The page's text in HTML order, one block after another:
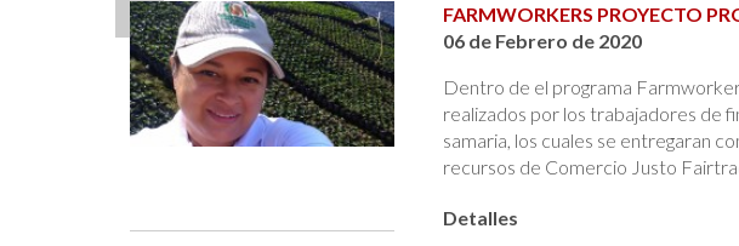
FARMWORKERS PROYECTO
06 de Febrero de 2020
Dentro de el programa
realizados por los trabajadores de
samaria, los cuales se entregaran
recursos de Comercio Justo
Detalles